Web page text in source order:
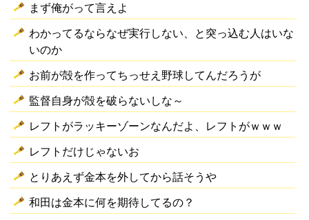
まず俺がって言えよ
わかってるならなぜ実行しない、と突っ込む人はいな
いのか
お前が殻を作ってちっせえ野球してんだろうが
監督自身が殻を破らないしな～
レフトがラッキーゾーンなんだよ、レフトがｗｗｗ
レフトだけじゃないお
とりあえず金本を外してから話そうや
和田は金本に何を期待してるの？